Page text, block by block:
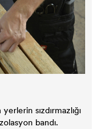
sızdırmazlığı
bandı.